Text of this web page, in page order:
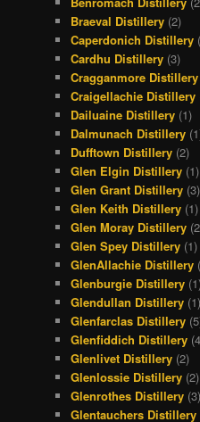
Braeval Distillery (2)
Caperdonich Distillery
Cardhu Distillery (3)
Cragganmore Distillery
Craigellachie Distillery
Dailuaine Distillery (1)
Dalmunach Distillery
Dufftown Distillery (2)
Glen Elgin Distillery (1)
Glen Grant Distillery (3)
Glen Keith Distillery (1)
Glen Moray Distillery
Glen Spey Distillery (1)
GlenAllachie Distillery
Glenburgie Distillery
Glendullan Distillery (1)
Glenfarclas Distillery
Glenfiddich Distillery
Glenlivet Distillery (2)
Glenlossie Distillery (2)
Glenrothes Distillery (3)
Glentauchers Distillery